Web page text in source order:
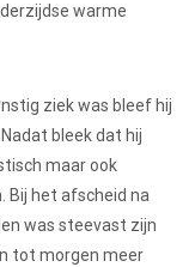
warme
ziek was bleef hij
bleek dat hij
maar ook
Bij het afscheid na
was steevast zijn
tot morgen meer